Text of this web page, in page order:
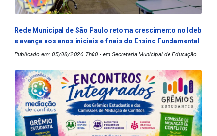
Rede Municipal de São Paulo retoma crescimento no Ideb
e avança nos anos iniciais e finais do Ensino Fundamental
Publicado em: 05/08/2026 7h00 - em Secretaria Municipal de Educação